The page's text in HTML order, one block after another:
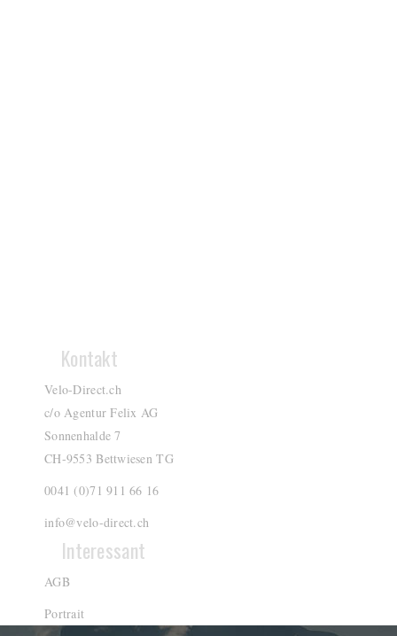
Kontakt
Velo-Direct.ch
c/o Agentur Felix AG
Sonnenhalde 7
CH-9553 Bettwiesen TG
0041 (0)71 911 66 16
info@velo-direct.ch
Interessant
AGB
Portrait